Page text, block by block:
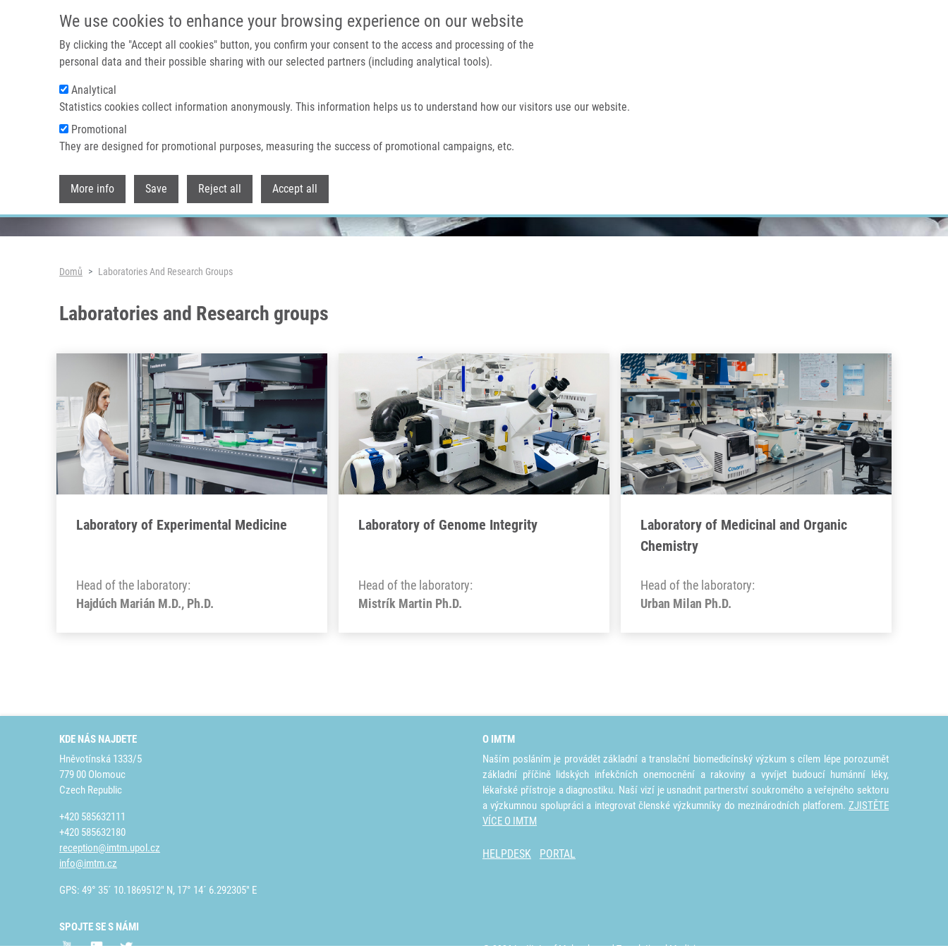
We use cookies to enhance your browsing experience on our website
By clicking the "Accept all cookies" button, you confirm your consent to the access and processing of the
personal data and their possible sharing with our selected partners (including analytical tools).
Analytical
Statistics cookies collect information anonymously. This information helps us to understand how our visitors use our website.
Promotional
They are designed for promotional purposes, measuring the success of promotional campaigns, etc.
More info Save Reject all Accept all
IMTM PORTÁL
Domů O nás
Header image
Drobečková navigace
Domů Laboratories And Research Groups
Laboratories and Research groups
Laboratory of Experimental Medicine
Head of the laboratory:
Hajdúch Marián M.D., Ph.D.
Laboratory of Genome Integrity
Head of the laboratory:
Mistrík Martin Ph.D.
Laboratory of Medicinal and Organic
Chemistry
Head of the laboratory:
Urban Milan Ph.D.
KDE NÁS NAJDETE
Hněvotínská 1333/5
779 00 Olomouc
Czech Republic
+420 585632111
+420 585632180
reception@imtm.upol.cz
info@imtm.cz
GPS: 49° 35´ 10.1869512" N, 17° 14´ 6.292305" E
O IMTM
Naším posláním je provádět základní a translační biomedicínský výzkum s cílem lépe porozumět
základní příčině lidských infekčních onemocnění a rakoviny a vyvíjet budoucí humánní léky,
lékařské přístroje a diagnostiku. Naší vizí je usnadnit partnerství soukromého a veřejného sektoru
a výzkumnou spolupráci a integrovat členské výzkumníky do mezinárodních platforem. ZJISTĚTE
VÍCE O IMTM
HELPDESK PORTAL
SPOJTE SE S NÁMI